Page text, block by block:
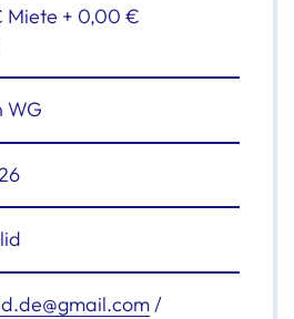
+ 0,00 €
WG
/